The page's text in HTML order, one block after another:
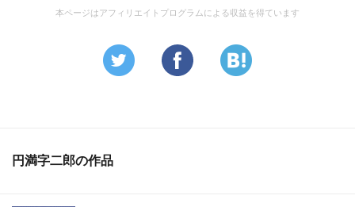
本ページはアフィリエイトプログラムによる収益を得ています
円満字二郎の作品